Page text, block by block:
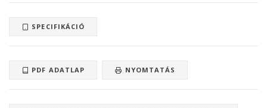
SPECIFIKÁCIÓ
PDF ADATLAP NYOMTATÁS